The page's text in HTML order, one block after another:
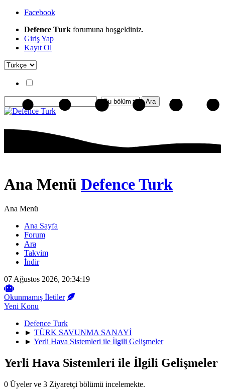
Facebook
Defence Turk forumuna hoşgeldiniz.
Giriş Yap
Kayıt Ol
Ana Menü Defence Turk
Ana Menü
Ana Sayfa
Forum
Ara
Takvim
İndir
07 Ağustos 2026, 20:34:19
Okunmamış İletiler
Yeni Konu
Defence Turk
► TÜRK SAVUNMA SANAYİ
► Yerli Hava Sistemleri ile İlgili Gelişmeler
Yerli Hava Sistemleri ile İlgili Gelişmeler
0 Üyeler ve 3 Ziyaretçi bölümü incelemekte.